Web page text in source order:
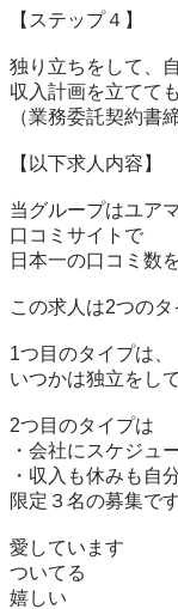
【ステップ４】
独り立ちをして、
収入計画を立てて
（業務委託契約書
【以下求人内容】
当グループはユア
口コミサイトで
日本一の口コミ数
この求人は2つのタ
1つ目のタイプは、
いつかは独立をし
2つ目のタイプは
・会社にスケジュ
・収入も休みも自
限定３名の募集です
愛しています
ついてる
嬉しい